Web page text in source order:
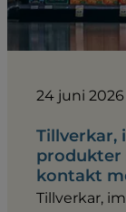
24 juni 2026
Tillverkar,
produkter
kontakt
Tillverkar,